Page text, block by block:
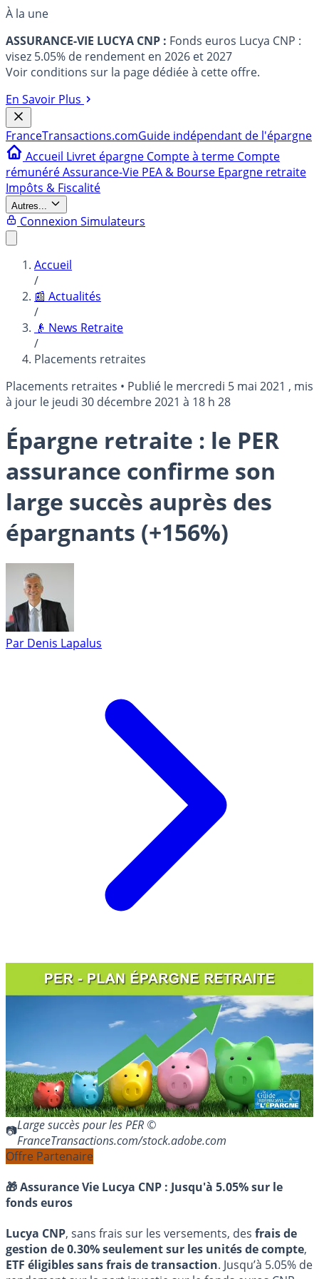
À la une
ASSURANCE-VIE LUCYA CNP : Fonds euros Lucya CNP :
visez 5.05% de rendement en 2026 et 2027
Voir conditions sur la page dédiée à cette offre.
En Savoir Plus
FranceTransactions.comGuide indépendant de l'épargne
Accueil Livret épargne Compte à terme Compte
rémunéréAssurance-Vie PEA & Bourse Epargne retraite
Impôts & Fiscalité
Autres...
Connexion Simulateurs
Accueil
/
📰 Actualités
/
👴 News Retraite
/
Placements retraites
Placements retraites • Publié le mercredi 5 mai 2021 , mis
à jour le jeudi 30 décembre 2021 à 18 h 28
Épargne retraite : le PER
assurance confirme son
large succès auprès des
épargnants (+156%)
Par Denis Lapalus
Large succès pour les PER ©
FranceTransactions.com/stock.adobe.com
Offre Partenaire
🎁 Assurance Vie Lucya CNP : Jusqu'à 5.05% sur le
fonds euros
Lucya CNP, sans frais sur les versements, des frais de
gestion de 0.30% seulement sur les unités de compte,
ETF éligibles sans frais de transaction. Jusqu’à 5.05% de